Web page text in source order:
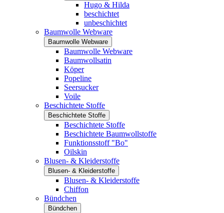
Hugo & Hilda
beschichtet
unbeschichtet
Baumwolle Webware
Baumwolle Webware
Baumwolle Webware
Baumwollsatin
Köper
Popeline
Seersucker
Voile
Beschichtete Stoffe
Beschichtete Stoffe
Beschichtete Stoffe
Beschichtete Baumwollstoffe
Funktionsstoff "Bo"
Oilskin
Blusen- & Kleiderstoffe
Blusen- & Kleiderstoffe
Blusen- & Kleiderstoffe
Chiffon
Bündchen
Bündchen